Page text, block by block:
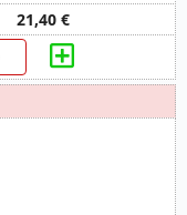
21,40 €